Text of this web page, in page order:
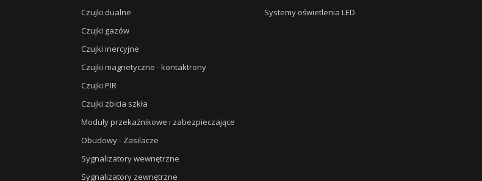
Czujki dualne
Czujki gazów
Czujki inercyjne
Czujki magnetyczne - kontaktrony
Czujki PIR
Czujki zbicia szkła
Moduły przekaźnikowe i zabezpieczające
Obudowy - Zasilacze
Sygnalizatory wewnętrzne
Sygnalizatory zewnętrzne
Systemy oświetlenia LED